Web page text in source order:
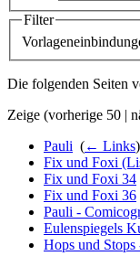
Filter
Die folgenden Seiten
Zeige (vorherige 50 |
Pauli (← Links)
Fix und Foxi
Fix und Foxi 34
Fix und Foxi 36
Pauli -
Eulenspiegels
Hops und